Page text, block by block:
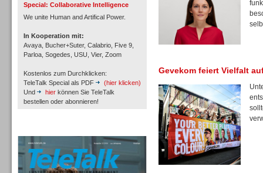
Special: Collaborative Intelligence
We unite Human and Artifical Power.
In Kooperation mit:
Avaya, Bucher+Suter, Calabrio, Five 9,
Parloa, Sogedes, USU, Vier, Zoom
Kostenlos zum Durchklicken:
TeleTalk Special als PDF
(hier klicken)
Und
hier können Sie TeleTalk
bestellen oder abonnieren!
Gevekom feiert Vielfalt